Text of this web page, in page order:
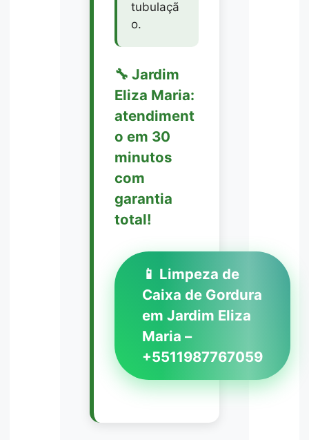
tubulaçã
o.
🔧 Jardim
Eliza Maria:
atendiment
o em 30
minutos
com
garantia
total!
📱 Limpeza de
Caixa de Gordura
em Jardim Eliza
Maria –
+5511987767059